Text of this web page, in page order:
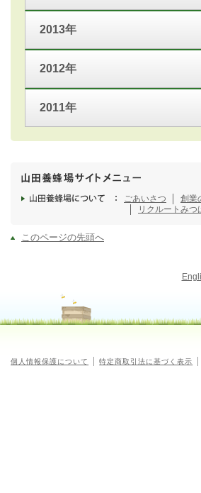
2013年
2012年
2011年
ごあいさつ 創業
リクルート みつ
このページの先頭へ
個人情報保護について 特定商取引法に基づく表示